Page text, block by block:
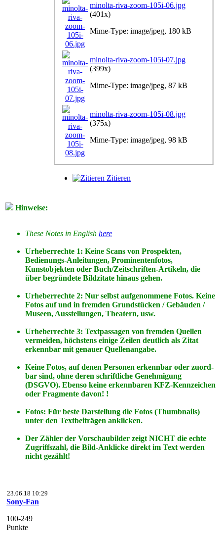
minolta-riva-zoom-105i-06.jpg
(401x)
Mime-Type: image/jpeg, 180 kB
minolta-riva-zoom-105i-07.jpg
(399x)
Mime-Type: image/jpeg, 87 kB
minolta-riva-zoom-105i-08.jpg
(375x)
Mime-Type: image/jpeg, 98 kB
Zitieren
Hinweise:
These Notes in English here
Urheberrechte 1: Keine Scans von Prospekten,
Bedienungs-Anleitungen, Prominentenfotos,
Kunstobjekten oder Buch/Zeitschriften-Artikeln, die
über begründete Bildzitate hinaus gehen.
Urheberrechte 2: Nur selbst aufgenommene Fotos. Keine
Fotos aufund in fremden Grundstücken / Gebäuden /
Museen, Ausstellungen, Theatern, usw.
Urheberrechte 3: Textpassagen von fremden Quellen
vermeiden, höchstens einige Zeilen deutlich als Zitat
erkennbar mit genauer Quellenangabe.
Keine Fotos, auf denen Personen erkennbar oder zuord-
bar sind, ohne deren schriftliche Genehmigung
(DSGVO). Ebenso keine erkennbaren KFZ-Kennzeichen
oder Fragmente davon! !
Fotos: Für beste Darstellung die Fotos (Thumbnails)
unter den Textbeiträgen anklicken.
Der Zähler der Vorschaubilder zeigt NICHT die echte
Zugriffszahl, die Bild-Anklicke direkt im Text werden
nicht gezählt!
23.06.18 10:29
Sony-Fan
100-249
Punkte